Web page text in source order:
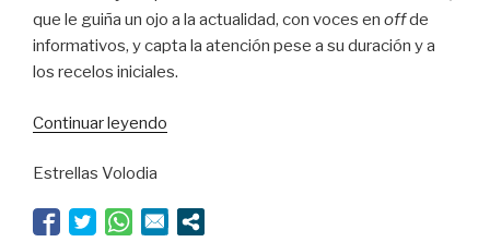
que le guiña un ojo a la actualidad, con voces en offde
informativos, y capta la atención pese a su duración y a
los recelos iniciales.
Continuar leyendo
Estrellas Volodia